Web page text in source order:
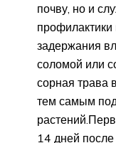
почву, но и
задержания
соломой или
сорная трава
тем самым
14 дней